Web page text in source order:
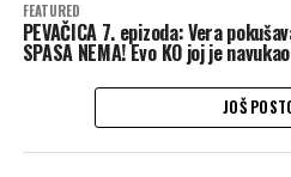
FEATURED
PEVAČICA 7. epizoda: Vera
SPASA NEMA! Evo KO joj je
JOŠ